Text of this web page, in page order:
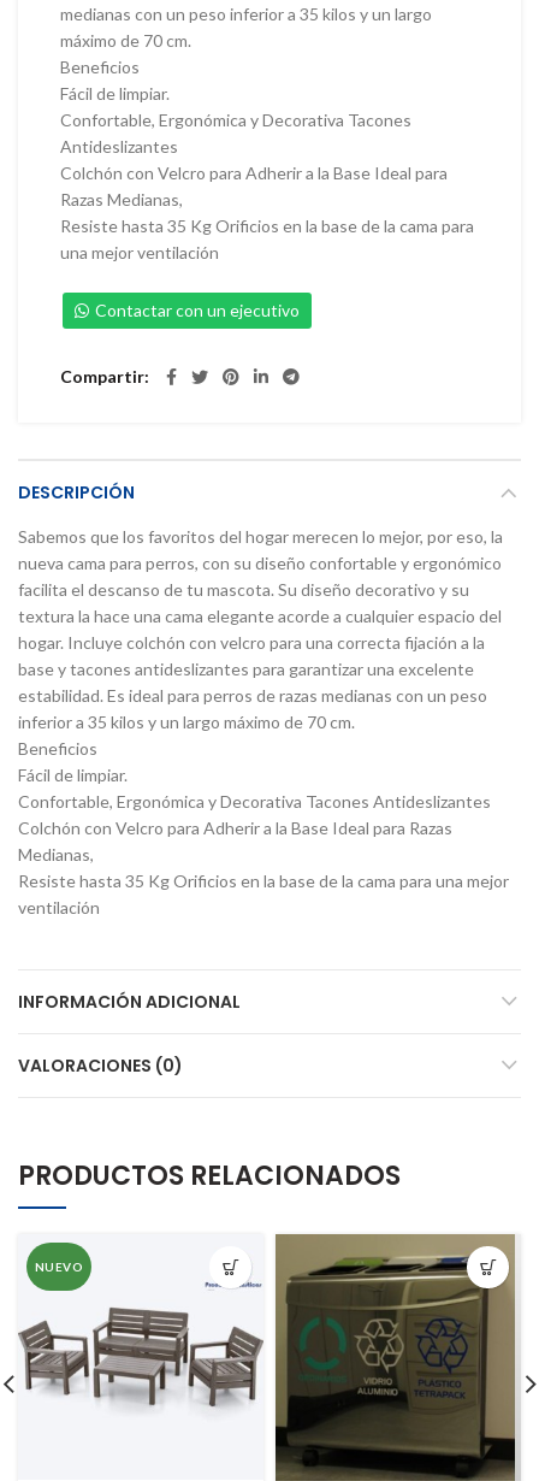
medianas con un peso inferior a 35 kilos y un largo
máximo de 70 cm.
Beneficios
Fácil de limpiar.
Confortable, Ergonómica y Decorativa Tacones
Antideslizantes
Colchón con Velcro para Adherir a la Base Ideal para
Razas Medianas,
Resiste hasta 35 Kg Orificios en la base de la cama para
una mejor ventilación
Contactar con un ejecutivo
Compartir
DESCRIPCIÓN
Sabemos que los favoritos del hogar merecen lo mejor, por eso, la
nueva cama para perros, con su diseño confortable y ergonómico
facilita el descanso de tu mascota. Su diseño decorativo y su
textura la hace una cama elegante acorde a cualquier espacio del
hogar. Incluye colchón con velcro para una correcta fijación a la
base y tacones antideslizantes para garantizar una excelente
estabilidad. Es ideal para perros de razas medianas con un peso
inferior a 35 kilos y un largo máximo de 70 cm.
Beneficios
Fácil de limpiar.
Confortable, Ergonómica y Decorativa Tacones Antideslizantes
Colchón con Velcro para Adherir a la Base Ideal para Razas
Medianas,
Resiste hasta 35 Kg Orificios en la base de la cama para una mejor
ventilación
INFORMACIÓN ADICIONAL
VALORACIONES (0)
PRODUCTOS RELACIONADOS
NUEVO